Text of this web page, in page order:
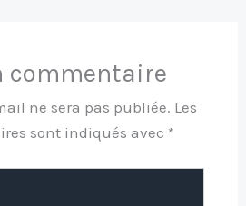
commentaire
ne sera pas publiée. Les
sont indiqués avec *